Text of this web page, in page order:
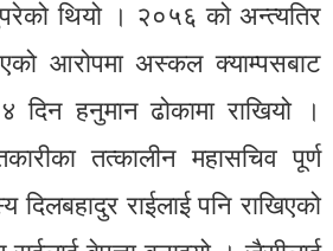
थियो । २०५६ को अन्त्यतिर
आरोपमा अस्कल क्याम्पसबाट
दिन हनुमान ढोकामा राखियो ।
तत्कालीन महासचिव पूर्ण
राईलाई पनि राखिएको